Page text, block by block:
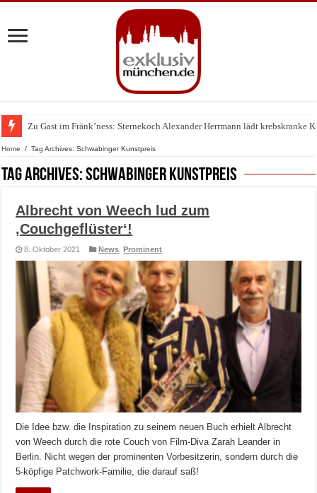
Zu Gast im Fränk’ness: Sternekoch Alexander Herrmann lädt krebskranke
Warum München gerade zum Treffpunkt der Lingerie-Branche wurde
Home / Tag Archives: Schwabinger Kunstpreis
Tag Archives:Schwabinger Kunstpreis
Albrecht von Weech lud zum
‚Couchgeflüster‘!
8. Oktober 2021 News ,Prominent
Die Idee bzw. die Inspiration zu seinem neuen Buch erhielt Albrecht
von Weech durch die rote Couch von Film-Diva Zarah Leander in
Berlin. Nicht wegen der prominenten Vorbesitzerin, sondern durch die
5-köpfige Patchwork-Familie, die darauf saß!